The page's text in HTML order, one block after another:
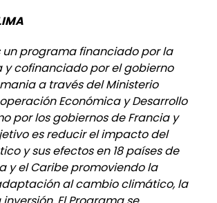
letra
un programa financiado por la
y cofinanciado por el gobierno
a través del Ministerio
Económica y Desarrollo
por los gobiernos de Francia y
es reducir el impacto del
y sus efectos en 18 países de
y el Caribe promoviendo la
al cambio climático, la